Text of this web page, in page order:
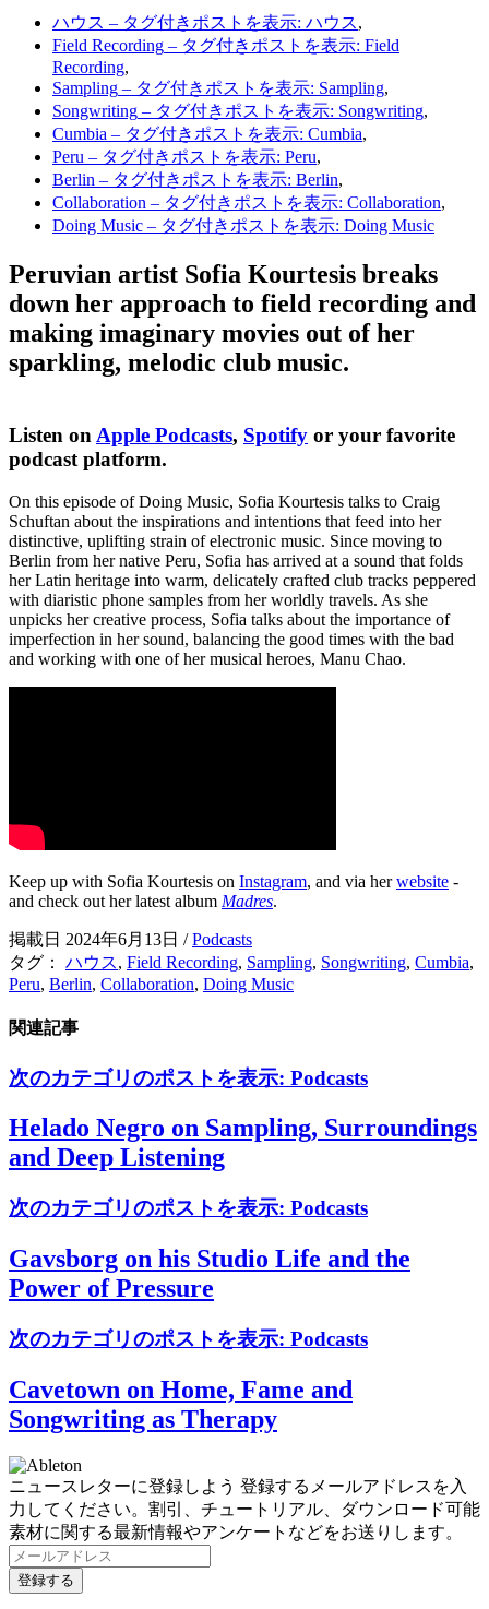
ハウス – タグ付きポストを表示: ハウス,
Field Recording – タグ付きポストを表示: Field
Recording,
Sampling – タグ付きポストを表示: Sampling,
Songwriting – タグ付きポストを表示: Songwriting,
Cumbia – タグ付きポストを表示: Cumbia,
Peru – タグ付きポストを表示: Peru,
Berlin – タグ付きポストを表示: Berlin,
Collaboration – タグ付きポストを表示: Collaboration,
Doing Music – タグ付きポストを表示: Doing Music
Peruvian artist Sofia Kourtesis breaks
down her approach to field recording and
making imaginary movies out of her
sparkling, melodic club music.
Listen onApple Podcasts, Spotify or your favorite
podcast platform.
On this episode of Doing Music, Sofia Kourtesis talks to Craig
Schuftan about the inspirations and intentions that feed into her
distinctive, uplifting strain of electronic music. Since moving to
Berlin from her native Peru, Sofia has arrived at a sound that folds
her Latin heritage into warm, delicately crafted club tracks peppered
with diaristic phone samples from her worldly travels. As she
unpicks her creative process, Sofia talks about the importance of
imperfection in her sound, balancing the good times with the bad
and working with one of her musical heroes, Manu Chao.
Keep up with Sofia Kourtesis on Instagram, and via herwebsite -
and check out her latest album Madres.
掲載日 2024年6月13日 /Podcasts
タグ： ハウス, Field Recording, Sampling, Songwriting, Cumbia,
Peru, Berlin, Collaboration, Doing Music
関連記事
次のカテゴリのポストを表示: Podcasts
Helado Negro on Sampling, Surroundings
and Deep Listening
次のカテゴリのポストを表示: Podcasts
Gavsborg on his Studio Life and the
Power of Pressure
次のカテゴリのポストを表示: Podcasts
Cavetown on Home, Fame and
Songwriting as Therapy
ニュースレターに登録しよう 登録するメールアドレスを入
力してください。割引、チュートリアル、ダウンロード可能
素材に関する最新情報やアンケートなどをお送りします。